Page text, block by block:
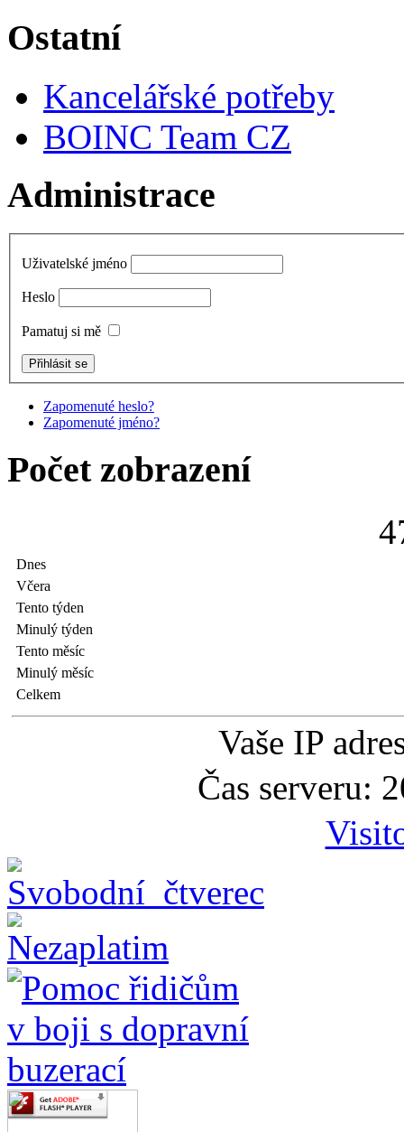
Ostatní
Kancelářské potřeby
BOINC Team CZ
Administrace
Uživatelské jméno
Heslo
Pamatuj si mě
Zapomenuté heslo?
Zapomenuté jméno?
Počet zobrazení
4
Dnes
Včera
Tento týden
Minulý týden
Tento měsíc
Minulý měsíc
Celkem
Vaše IP
Čas serveru: